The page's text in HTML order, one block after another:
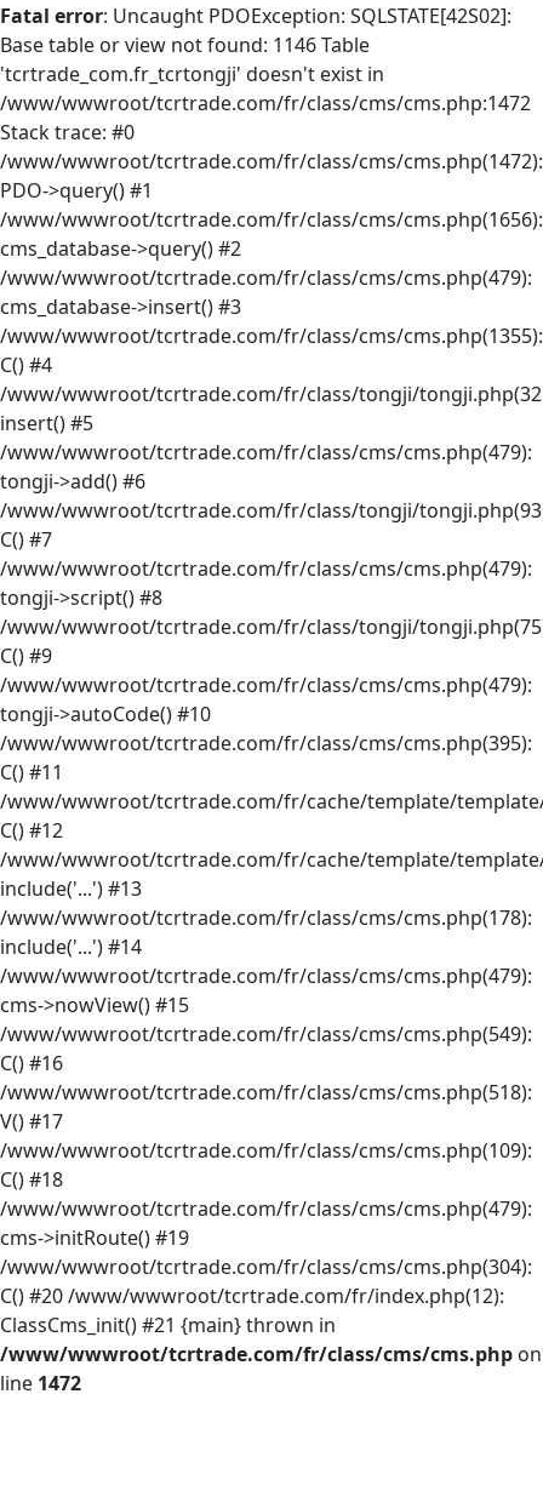
Fatal error: Uncaught PDOException: SQLSTATE[42S02]:
Base table or view not found: 1146 Table
'tcrtrade_com.fr_tcrtongji' doesn't exist in
/www/wwwroot/tcrtrade.com/fr/class/cms/cms.php:1472
Stack trace: #0
/www/wwwroot/tcrtrade.com/fr/class/cms/cms.php(1472):
PDO->query() #1
/www/wwwroot/tcrtrade.com/fr/class/cms/cms.php(1656):
cms_database->query() #2
/www/wwwroot/tcrtrade.com/fr/class/cms/cms.php(479):
cms_database->insert() #3
/www/wwwroot/tcrtrade.com/fr/class/cms/cms.php(1355):
C() #4
/www/wwwroot/tcrtrade.com/fr/class/tongji/
insert() #5
/www/wwwroot/tcrtrade.com/fr/class/cms/cms.php(479):
tongji->add() #6
/www/wwwroot/tcrtrade.com/fr/class/tongji/
C() #7
/www/wwwroot/tcrtrade.com/fr/class/cms/cms.php(479):
tongji->script() #8
/www/wwwroot/tcrtrade.com/fr/class/tongji/
C() #9
/www/wwwroot/tcrtrade.com/fr/class/cms/cms.php(479):
tongji->autoCode() #10
/www/wwwroot/tcrtrade.com/fr/class/cms/cms.php(395):
C() #11
/www/wwwroot/tcrtrade.com/fr/cache/template/template/
C() #12
/www/wwwroot/tcrtrade.com/fr/cache/template/template/
include('...') #13
/www/wwwroot/tcrtrade.com/fr/class/cms/cms.php(178):
include('...') #14
/www/wwwroot/tcrtrade.com/fr/class/cms/cms.php(479):
cms->nowView() #15
/www/wwwroot/tcrtrade.com/fr/class/cms/cms.php(549):
C() #16
/www/wwwroot/tcrtrade.com/fr/class/cms/cms.php(518):
V() #17
/www/wwwroot/tcrtrade.com/fr/class/cms/cms.php(109):
C() #18
/www/wwwroot/tcrtrade.com/fr/class/cms/cms.php(479):
cms->initRoute() #19
/www/wwwroot/tcrtrade.com/fr/class/cms/cms.php(304):
C() #20 /www/wwwroot/tcrtrade.com/fr/index.php(12):
ClassCms_init() #21 {main} thrown in
/www/wwwroot/tcrtrade.com/fr/class/cms/cms.php on
line 1472